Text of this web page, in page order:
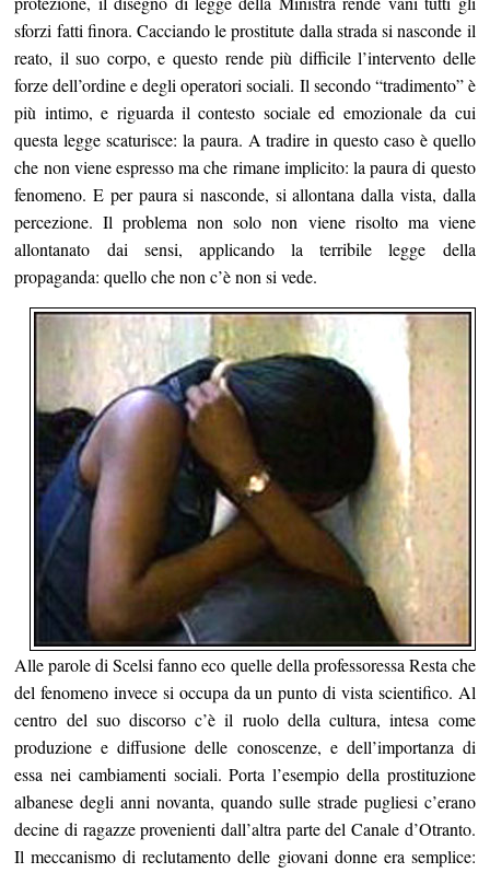
sforzi fatti finora. Cacciando le prostitute dalla strada si nasconde il
reato, il suo corpo, e questo rende più difficile l’intervento delle
forze dell’ordine e degli operatori sociali. Il secondo “tradimento” è
più intimo, e riguarda il contesto sociale ed emozionale da cui
questa legge scaturisce: la paura. A tradire in questo caso è quello
che non viene espresso ma che rimane implicito: la paura di questo
fenomeno. E per paura si nasconde, si allontana dalla vista, dalla
percezione. Il problema non solo non viene risolto ma viene
allontanato dai sensi, applicando la terribile legge della
propaganda: quello che non c’è non si vede.
Alle parole di Scelsi fanno eco quelle della professoressa Resta che
del fenomeno invece si occupa da un punto di vista scientifico. Al
centro del suo discorso c’è il ruolo della cultura, intesa come
produzione e diffusione delle conoscenze, e dell’importanza di
essa nei cambiamenti sociali. Porta l’esempio della prostituzione
albanese degli anni novanta, quando sulle strade pugliesi c’erano
decine di ragazze provenienti dall’altra parte del Canale d’Otranto.
Il meccanismo di reclutamento delle giovani donne era semplice: